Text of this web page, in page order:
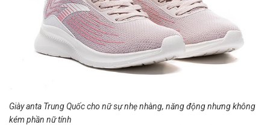
Giày anta Trung Quốc cho nữ sự nhẹ nhàng, năng động nhưng không
kém phần nữ tính